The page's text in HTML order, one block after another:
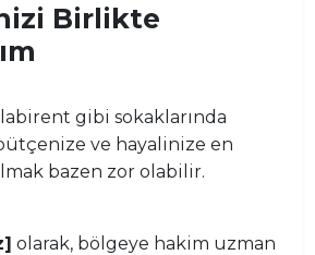
Birlikte
labirent gibi sokaklarında
ve hayalinize en
bazen zor olabilir.
olarak, bölgeye hakim uzman